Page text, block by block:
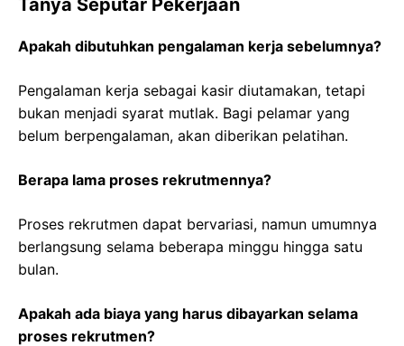
Tanya Seputar Pekerjaan
Apakah dibutuhkan pengalaman kerja sebelumnya?
Pengalaman kerja sebagai kasir diutamakan, tetapi
bukan menjadi syarat mutlak. Bagi pelamar yang
belum berpengalaman, akan diberikan pelatihan.
Berapa lama proses rekrutmennya?
Proses rekrutmen dapat bervariasi, namun umumnya
berlangsung selama beberapa minggu hingga satu
bulan.
Apakah ada biaya yang harus dibayarkan selama
proses rekrutmen?